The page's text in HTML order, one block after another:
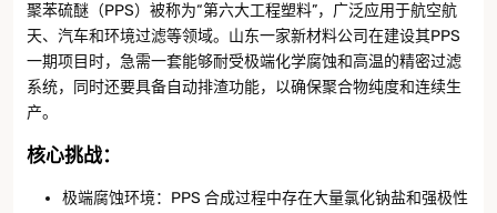
聚苯硫醚（PPS）被称为“第六大工程塑料”，广泛应用于航空航
天、汽车和环境过滤等领域。山东一家新材料公司在建设其PPS
一期项目时，急需一套能够耐受极端化学腐蚀和高温的精密过滤
系统，同时还要具备自动排渣功能，以确保聚合物纯度和连续生
产。
核心挑战：
极端腐蚀环境：PPS 合成过程中存在大量氯化钠盐和强极性